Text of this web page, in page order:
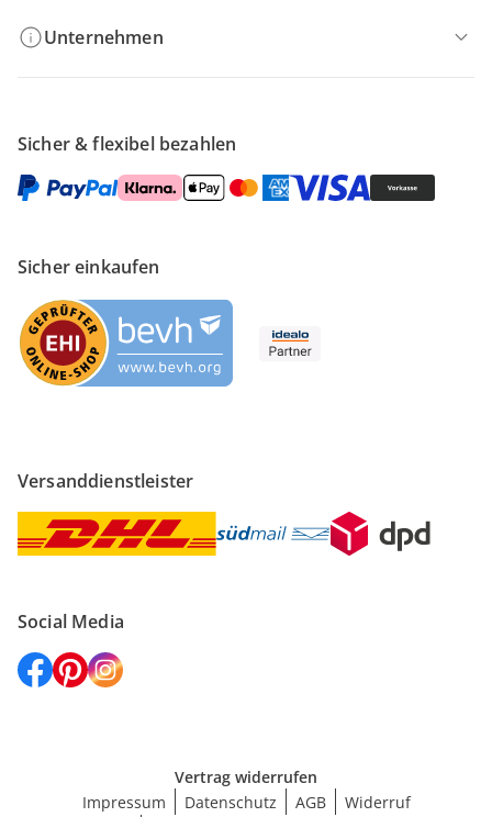
Unternehmen
Sicher & flexibel bezahlen
Sicher einkaufen
Versanddienstleister
Social Media
Vertrag widerrufen
Impressum
Datenschutz AGB
Widerruf